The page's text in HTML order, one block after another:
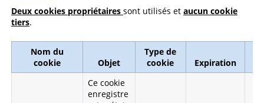
Deux cookies propriétaires sont utilisés et aucun cookie
tiers.
Nom du
cookie
Objet
Type de
cookie
Expiration
Ce cookie
enregistre